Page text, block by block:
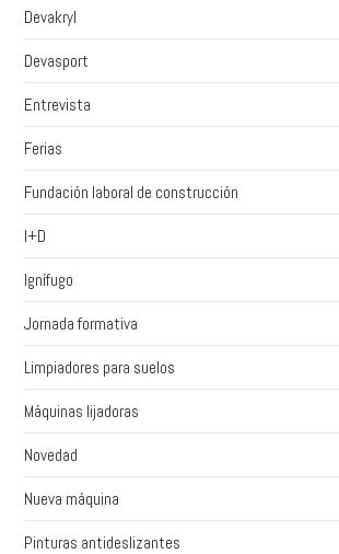
Devakryl
Devasport
Entrevista
Ferias
Fundación laboral de construcción
I+D
Ignífugo
Jornada formativa
Limpiadores para suelos
Máquinas lijadoras
Novedad
Nueva máquina
Pinturas antideslizantes